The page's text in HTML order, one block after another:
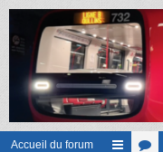
Accueil du forum